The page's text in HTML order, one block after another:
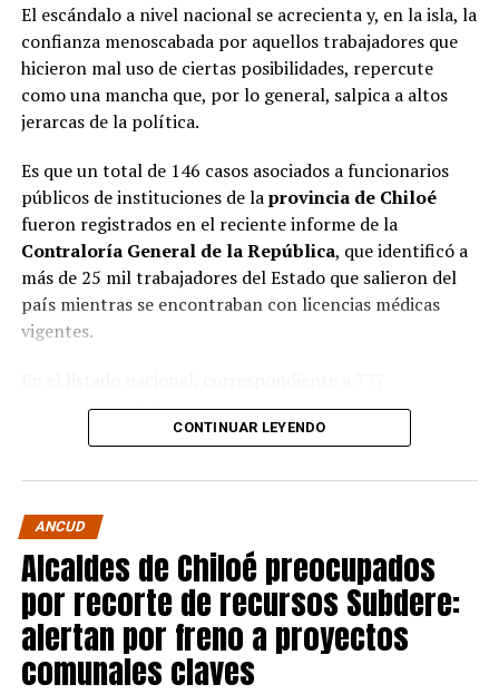
El escándalo a nivel nacional se acrecienta y, en la isla, la
confianza menoscabada por aquellos trabajadores que
hicieron mal uso de ciertas posibilidades, repercute
como una mancha que, por lo general, salpica a altos
jerarcas de la política.
Es que un total de 146 casos asociados a funcionarios
públicos de instituciones de laprovincia de Chiloé
fueron registrados en el reciente informe de la
Contraloría General de la República, que identificó a
más de 25 mil trabajadores del Estado que salieron del
país mientras se encontraban con licencias médicas
vigentes.
organismos públicos, figuran varias entidades del
Municipalidad de Castro
dentro de la provincia. Le siguen laCorporación
Municipal de Quellón
Municipal de Curaco de Vélez
Salud Chiloé , con 11 . También figuran la
Municipalidad de Ancud, con5 casos; la
Municipalidad de Quellóny laMunicipalidad de
Puqueldón , con4 cada una ; la Municipalidad de
Curaco de Vélez, con2; y la
CONTINUAR LEYENDO
ANCUD
Alcaldes de Chiloé preocupados
por recorte de recursos Subdere:
alertan por freno a proyectos
comunales claves